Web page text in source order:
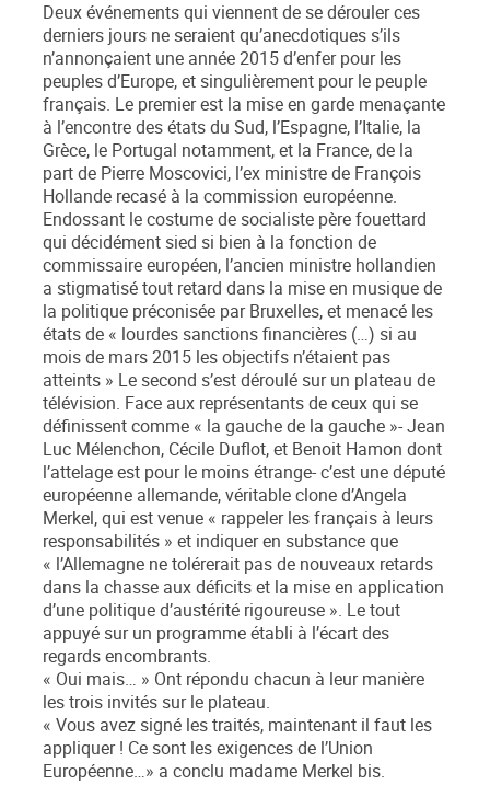
Deux événements qui viennent de se dérouler ces
derniers jours ne seraient qu’anecdotiques s’ils
n’annonçaient une année 2015 d’enfer pour les
peuples d’Europe, et singulièrement pour le peuple
français. Le premier est la mise en garde menaçante
à l’encontre des états du Sud, l’Espagne, l’Italie, la
Grèce, le Portugal notamment, et la France, de la
part de Pierre Moscovici, l’ex ministre de François
Hollande recasé à la commission européenne.
Endossant le costume de socialiste père fouettard
qui décidément sied si bien à la fonction de
commissaire européen, l’ancien ministre hollandien
a stigmatisé tout retard dans la mise en musique de
la politique préconisée par Bruxelles, et menacé les
états de « lourdes sanctions financières (…) si au
mois de mars 2015 les objectifs n’étaient pas
atteints » Le second s’est déroulé sur un plateau de
télévision. Face aux représentants de ceux qui se
définissent comme « la gauche de la gauche »- Jean
Luc Mélenchon, Cécile Duflot, et Benoit Hamon dont
l’attelage est pour le moins étrange- c’est une député
européenne allemande, véritable clone d’Angela
Merkel, qui est venue « rappeler les français à leurs
responsabilités » et indiquer en substance que
« l’Allemagne ne tolérerait pas de nouveaux retards
dans la chasse aux déficits et la mise en application
d’une politique d’austérité rigoureuse ». Le tout
appuyé sur un programme établi à l’écart des
regards encombrants.
« Oui mais… » Ont répondu chacun à leur manière
les trois invités sur le plateau.
« Vous avez signé les traités, maintenant il faut les
appliquer ! Ce sont les exigences de l’Union
Européenne…» a conclu madame Merkel bis.